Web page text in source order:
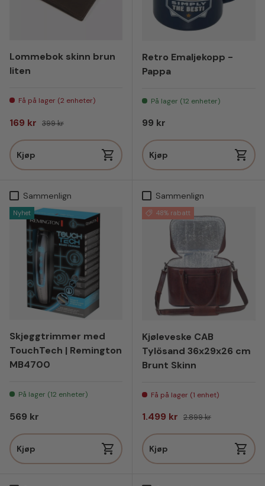
Lommebok skinn brun
liten
Få på lager (2 enheter)
Salgspris
169 kr Vanlig pris
399 kr
Kjøp
Retro Emaljekopp -
Pappa
På lager (12 enheter)
Vanlig pris
99 kr
Kjøp
Sammenlign
Nyhet
Skjeggtrimmer med
TouchTech | Remington
MB4700
På lager (12 enheter)
Vanlig pris
569 kr
Kjøp
Sammenlign
48% rabatt
Kjøleveske CAB
Tylösand 36x29x26 cm
Brunt Skinn
Få på lager (1 enhet)
Salgspris
1.499 kr Vanlig pris
2.899 kr
Kjøp